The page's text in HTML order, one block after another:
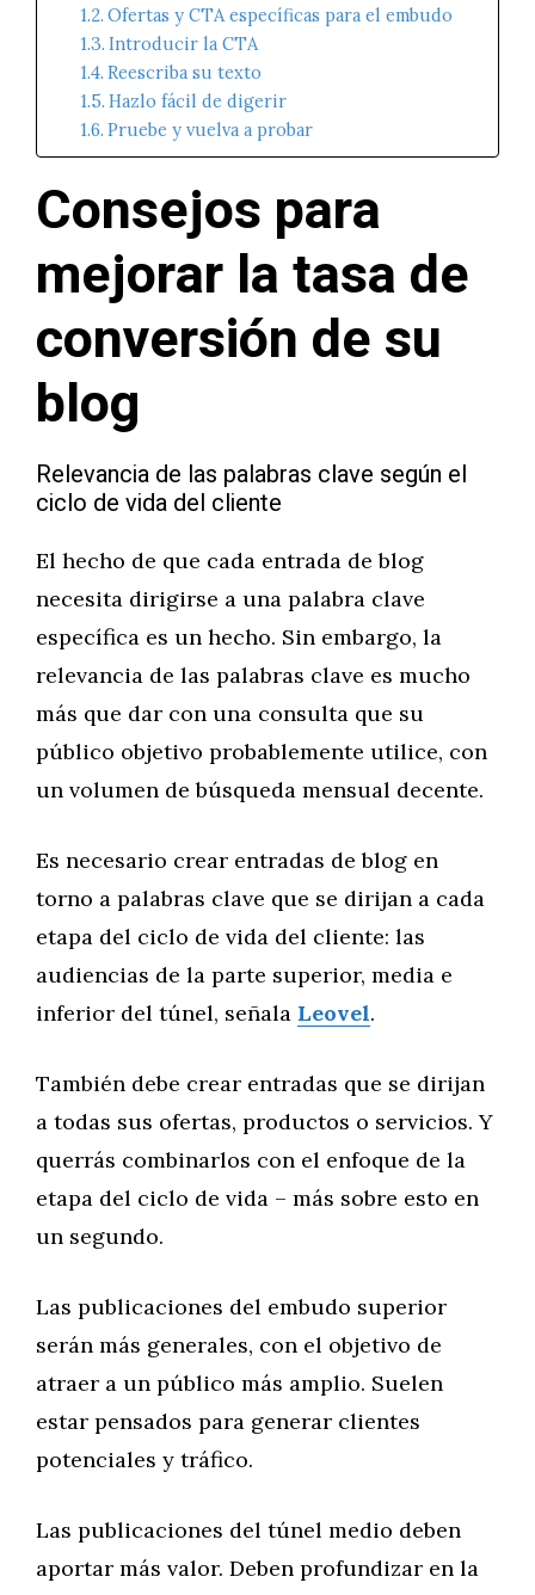
Ofertas y CTA específicas para el embudo
Introducir la CTA
Reescriba su texto
Hazlo fácil de digerir
Pruebe y vuelva a probar
Consejos para
mejorar la tasa de
conversión de su
blog
Relevancia de las palabras clave según el
ciclo de vida del cliente
El hecho de que cada entrada de blog
necesita dirigirse a una palabra clave
específica es un hecho. Sin embargo, la
relevancia de las palabras clave es mucho
más que dar con una consulta que su
público objetivo probablemente utilice, con
un volumen de búsqueda mensual decente.
Es necesario crear entradas de blog en
torno a palabras clave que se dirijan a cada
etapa del ciclo de vida del cliente: las
audiencias de la parte superior, media e
inferior del túnel, señala Leovel.
También debe crear entradas que se dirijan
a todas sus ofertas, productos o servicios. Y
querrás combinarlos con el enfoque de la
etapa del ciclo de vida – más sobre esto en
un segundo.
Las publicaciones del embudo superior
serán más generales, con el objetivo de
atraer a un público más amplio. Suelen
estar pensados para generar clientes
potenciales y tráfico.
Las publicaciones del túnel medio deben
aportar más valor. Deben profundizar en la